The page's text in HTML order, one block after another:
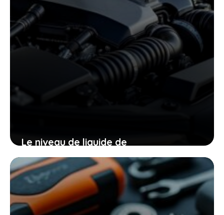
Le niveau de liquide de
refroidissement qui baisse puis
remonte : pourquoi vous ne devez pas
fermer les yeux
13 juin 2026